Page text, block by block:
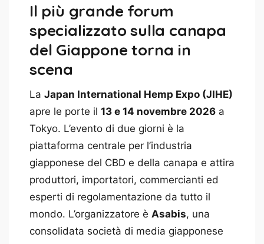
Il più grande forum
specializzato sulla canapa
del Giappone torna in
scena
La Japan International Hemp Expo (JIHE)
apre le porte il 13 e 14 novembre 2026 a
Tokyo. L’evento di due giorni è la
piattaforma centrale per l’industria
giapponese del CBD e della canapa e attira
produttori, importatori, commercianti ed
esperti di regolamentazione da tutto il
mondo. L’organizzatore è Asabis, una
consolidata società di media giapponese